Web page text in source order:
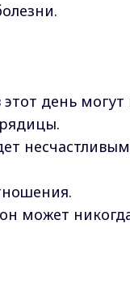
этот день
может